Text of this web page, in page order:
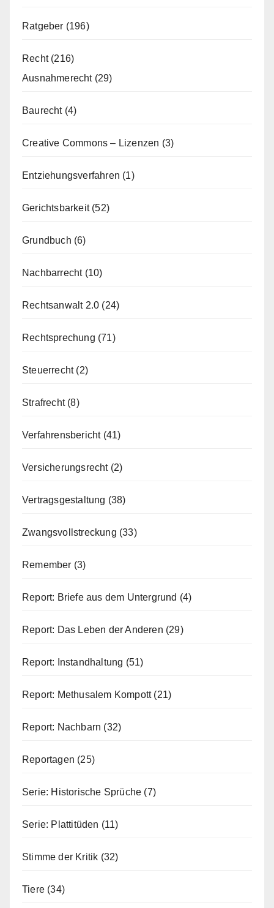
Ratgeber (196)
Recht(216)
Ausnahmerecht(29)
Baurecht(4)
Creative Commons – Lizenzen (3)
Entziehungsverfahren (1)
Gerichtsbarkeit(52)
Grundbuch (6)
Nachbarrecht(10)
Rechtsanwalt 2.0 (24)
Rechtsprechung (71)
Steuerrecht(2)
Strafrecht(8)
Verfahrensbericht(41)
Versicherungsrecht(2)
Vertragsgestaltung (38)
Zwangsvollstreckung (33)
Remember (3)
Report: Briefe aus dem Untergrund (4)
Report: Das Leben der Anderen (29)
Report: Instandhaltung (51)
Report: Methusalem Kompott(21)
Report: Nachbarn (32)
Reportagen (25)
Serie: Historische Sprüche (7)
Serie: Plattitüden (11)
Stimme der Kritik (32)
Tiere (34)